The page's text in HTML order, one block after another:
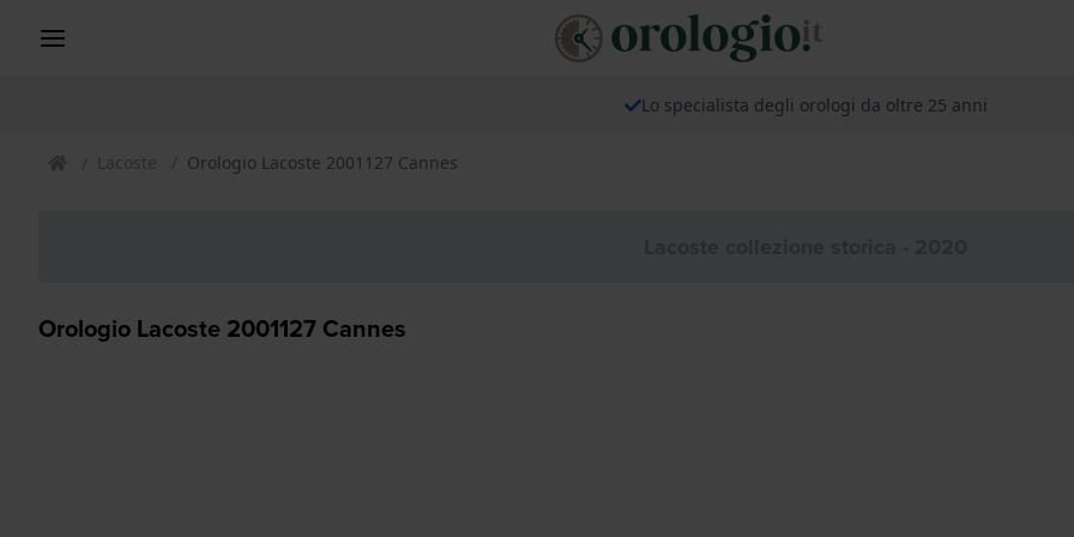
Lo specialista degli orologi da oltre 25 anni
Lacoste Orologio Lacoste 2001127 Cannes
Orologio Lacoste 2001127 Cannes